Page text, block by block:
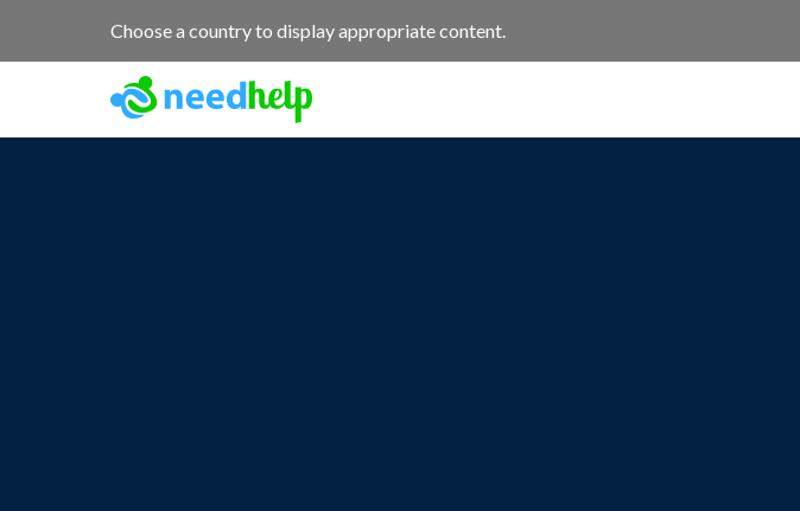
Choose a country to display appropriate content.